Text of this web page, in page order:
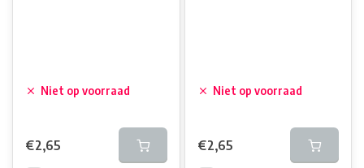
Niet op voorraad
€2,65
Niet op voorraad
€2,65